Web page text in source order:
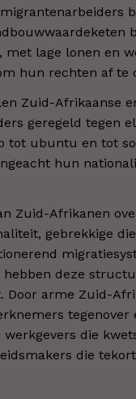
met lage lonen en
hun rechten af te
Zuid-Afrikaanse
geregeld tegen
tot ubuntu en tot
hun
Zuid-Afrikanen
gebrekkige
hebben deze
Door arme Zuid-
tegenover
die
die